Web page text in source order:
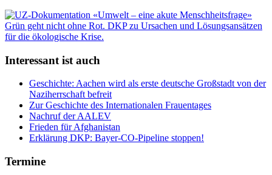
Interessant ist auch
Geschichte: Aachen wird als erste deutsche Großstadt von der
Naziherrschaft befreit
Zur Geschichte des Internationalen Frauentages
Nachruf der AALEV
Frieden für Afghanistan
Erklärung DKP: Bayer-CO-Pipeline stoppen!
Termine